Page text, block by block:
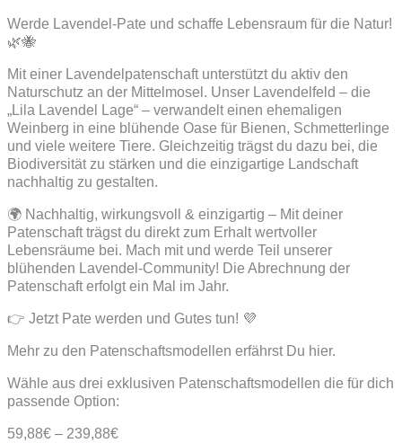
Werde Lavendel-Pate und schaffe Lebensraum für die Natur!
🌿🐝
Mit einer Lavendelpatenschaft unterstützt du aktiv den
Naturschutz an der Mittelmosel. Unser Lavendelfeld – die
„Lila Lavendel Lage“ – verwandelt einen ehemaligen
Weinberg in eine blühende Oase für Bienen, Schmetterlinge
und viele weitere Tiere. Gleichzeitig trägst du dazu bei, die
Biodiversität zu stärken und die einzigartige Landschaft
nachhaltig zu gestalten.
🌍 Nachhaltig, wirkungsvoll & einzigartig – Mit deiner
Patenschaft trägst du direkt zum Erhalt wertvoller
Lebensräume bei. Mach mit und werde Teil unserer
blühenden Lavendel-Community! Die Abrechnung der
Patenschaft erfolgt ein Mal im Jahr.
👉 Jetzt Pate werden und Gutes tun! 💜
Mehr zu den Patenschaftsmodellen erfährst Du hier.
Wähle aus drei exklusiven Patenschaftsmodellen die für dich
passende Option:
59,88€ – 239,88€